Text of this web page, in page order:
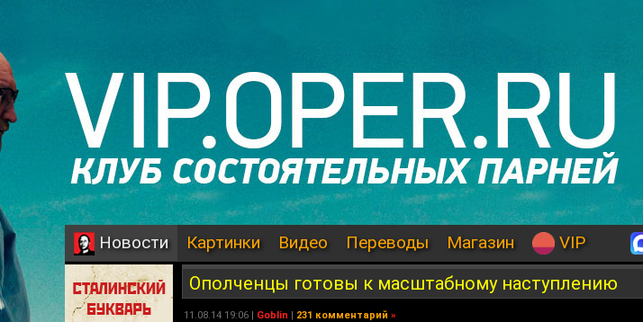
Новости Картинки Видео Переводы Магазин VIP
Ополченцы готовы к масштабному наступлению
11.08.14 19:06 | Goblin | 231 комментарий »